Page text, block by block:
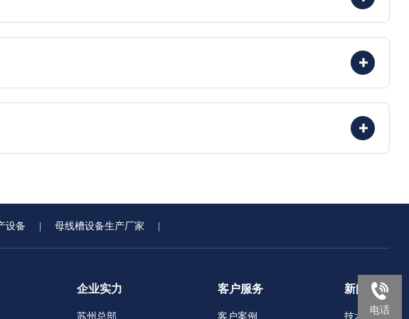
设备 母线槽设备生产厂家
企业实力
苏州总部
客户服务
客户案例
新闻中心
技术文章
电话